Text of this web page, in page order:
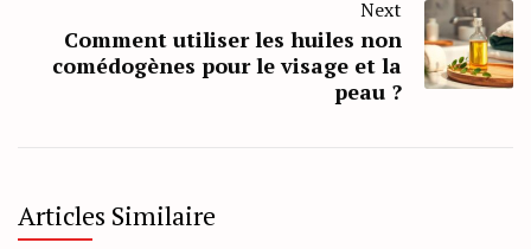
Next
Comment utiliser les huiles non
comédogènes pour le visage et la
peau ?
Articles Similaire